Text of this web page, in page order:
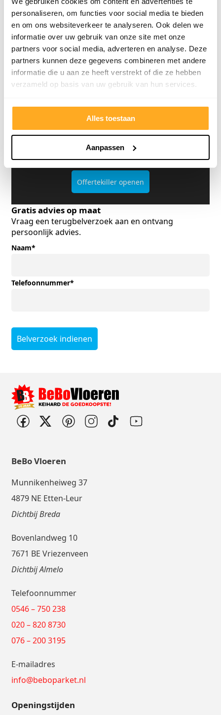
personaliseren, om functies voor social media te bieden
en om ons websiteverkeer te analyseren. Ook delen we
informatie over uw gebruik van onze site met onze
partners voor social media, adverteren en analyse. Deze
partners kunnen deze gegevens combineren met andere
informatie die u aan ze heeft verstrekt of die ze hebben
verzameld op basis van uw gebruik van hun services.
Alles toestaan
Aanpassen
Bekijk klantverhalen
Offerte van een concurrent?
Uploaden. Besparen. Klaar.
Offertekiller openen
Gratis advies op maat
Vraag een terugbelverzoek aan en ontvang
persoonlijk advies.
Naam*
Telefoonnummer*
Belverzoek indienen
BeBo Vloeren
Munnikenheiweg 37
4879 NE Etten-Leur
Dichtbij Breda
Bovenlandweg 10
7671 BE Vriezenveen
Dichtbij Almelo
Telefoonnummer
0546 – 750 238
020 – 820 8730
076 – 200 3195
E-mailadres
info@beboparket.nl
Openingstijden